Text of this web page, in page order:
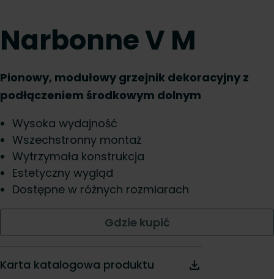
Narbonne V M
Pionowy, modułowy grzejnik dekoracyjny z
podłączeniem środkowym dolnym
Wysoka wydajność
Wszechstronny montaż
Wytrzymała konstrukcja
Estetyczny wygląd
Dostępne w różnych rozmiarach
Gdzie kupić
Karta katalogowa produktu